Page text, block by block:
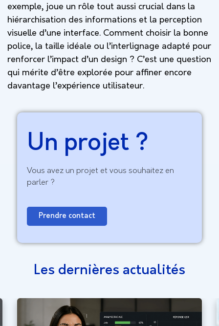
exemple, joue un rôle tout aussi crucial dans la
hiérarchisation des informations et la perception
visuelle d’une interface. Comment choisir la bonne
police, la taille idéale ou l’interlignage adapté pour
renforcer l’impact d’un design ? C’est une question
qui mérite d’être explorée pour affiner encore
davantage l’expérience utilisateur.
Un projet ?
Vous avez un projet et vous souhaitez en
parler ?
Prendre contact
Les dernières actualités